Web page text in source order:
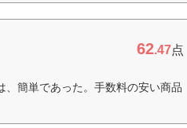
62.47点
簡単であった。手数料の安い商品